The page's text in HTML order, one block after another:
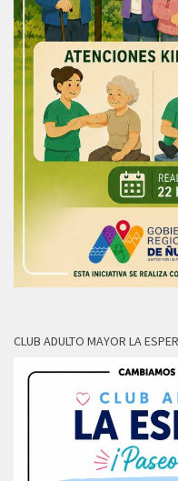
CLUB ADULTO MAYOR LA